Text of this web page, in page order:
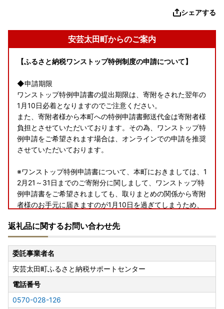
シェアする
安芸太田町からのご案内
【ふるさと納税ワンストップ特例制度の申請について】
◆申請期限
ワンストップ特例申請書の提出期限は、寄附をされた翌年の
1月10日必着となりますのでご注意ください。
また、寄附者様から本町への特例申請書郵送代金は寄附者様
負担とさせていただいております。その為、ワンストップ特
例申請をご希望されます場合は、オンラインでの申請を推奨
させていただいております。
※ワンストップ特例申請書について、本町におきましては、1
2月21～31日までのご寄附分に関しまして、ワンストップ特
例申請書をご希望されましても、取りまとめの関係から寄附
者様のお手元に届きますのが1月10日を過ぎてしまうため、
12月21～31日にご寄附いただき、ワンストップ特例申請を
されます方は、ご自身にて様式をダウンロードいただき本町
宛てに郵送（令和8年1月10日必着）いただくか、オンライ
ンにて申請ください。
◆申請書類
【ワンストップ特例申請書ダウンロードURL】
https://www.soumu.go.jp/main_content/000397109.pdf
返礼品に関するお問い合わせ先
委託事業者名
安芸太田町ふるさと納税サポートセンター
電話番号
0570-028-126